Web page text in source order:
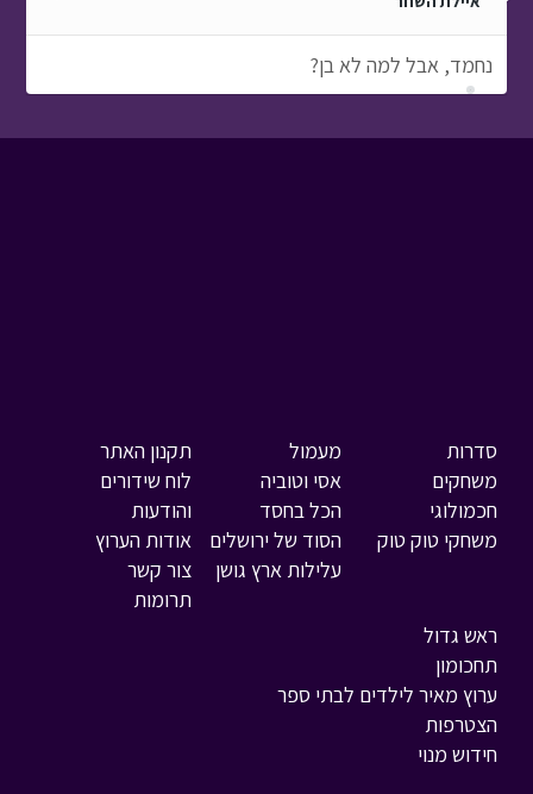
נחמד, אבל למה לא בן?
סדרות
משחקים
חכמולוגי
משחקי טוק טוק
מעמול
אסי וטוביה
הכל בחסד
הסוד של ירושלים
עלילות ארץ גושן
ראש גדול
תחכומון
ערוץ מאיר לילדים לבתי ספר
הצטרפות
חידוש מנוי
תקנון האתר
לוח שידורים
והודעות
אודות הערוץ
צור קשר
תרומות